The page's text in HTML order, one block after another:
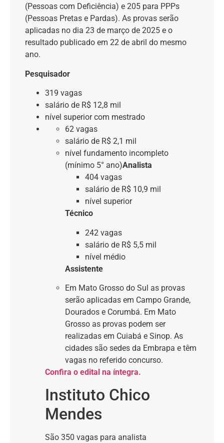
(Pessoas com Deficiência) e 205 para PPPs
(Pessoas Pretas e Pardas). As provas serão
aplicadas no dia 23 de março de 2025 e o
resultado publicado em 22 de abril do mesmo
ano.
Pesquisador
319 vagas
salário de R$ 12,8 mil
nível superior com mestrado
62 vagas
salário de R$ 2,1 mil
nível fundamento incompleto
(mínimo 5° ano)Analista
404 vagas
salário de R$ 10,9 mil
nível superior
Técnico
242 vagas
salário de R$ 5,5 mil
nível médio
Assistente
Em Mato Grosso do Sul as provas
serão aplicadas em Campo Grande,
Dourados e Corumbá. Em Mato
Grosso as provas podem ser
realizadas em Cuiabá e Sinop. As
cidades são sedes da Embrapa e têm
vagas no referido concurso.
Confira o edital na íntegra.
Instituto Chico
Mendes
São 350 vagas para analista